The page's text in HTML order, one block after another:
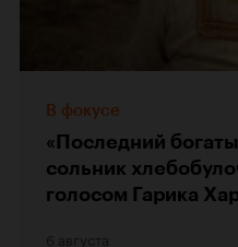
В фокусе
«Последний
сольник
голосом Гарика